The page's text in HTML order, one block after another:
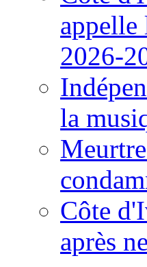
appelle
2026-
la
Côte
après